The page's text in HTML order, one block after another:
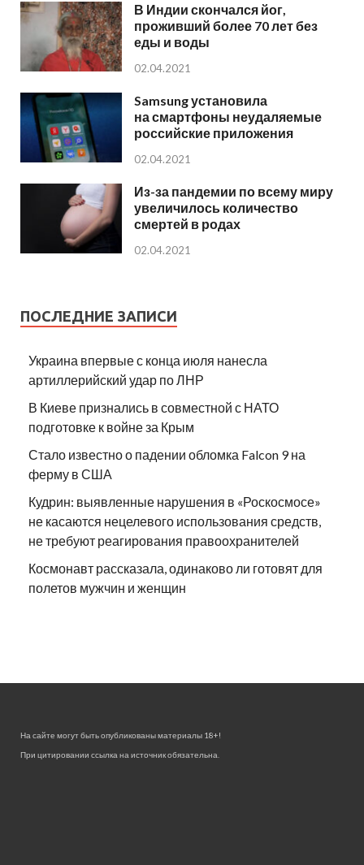
В Индии скончался йог,
проживший более 70 лет без
еды и воды
02.04.2021
Samsung установила
на смартфоны неудаляемые
российские приложения
02.04.2021
Из-за пандемии по всему миру
увеличилось количество
смертей в родах
02.04.2021
ПОСЛЕДНИЕ ЗАПИСИ
Украина впервые с конца июля нанесла
артиллерийский удар по ЛНР
В Киеве признались в совместной с НАТО
подготовке к войне за Крым
Стало известно о падении обломка Falcon 9 на
ферму в США
Кудрин: выявленные нарушения в «Роскосмосе»
не касаются нецелевого использования средств,
не требуют реагирования правоохранителей
Космонавт рассказала, одинаково ли готовят для
полетов мужчин и женщин
На сайте могут быть опубликованы материалы 18+!
При цитировании ссылка на источник обязательна.